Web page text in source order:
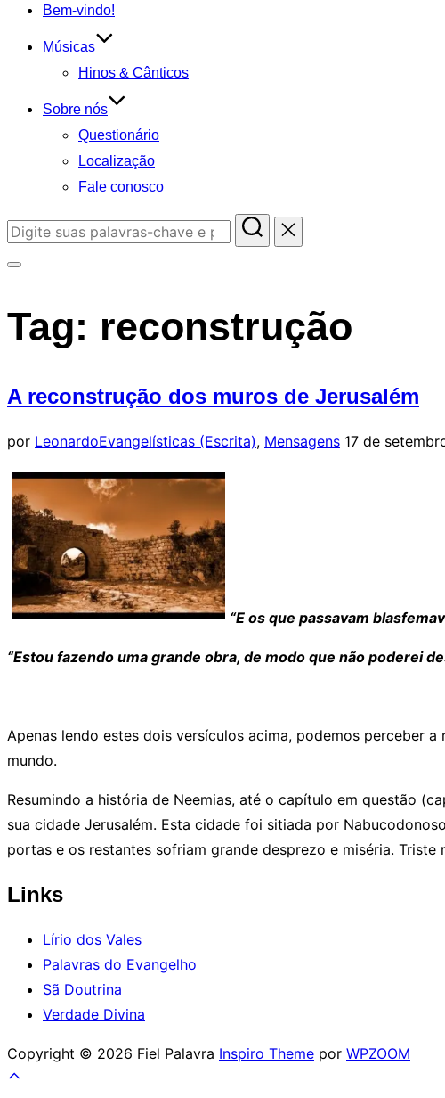
Bem-vindo!
Músicas
Hinos & Cânticos
Sobre nós
Questionário
Localização
Fale conosco
Pesquisar
lateral
Tag: reconstrução
A reconstrução dos muros de Jerusalém
por LeonardoEvangelísticas (Escrita), MensagensPostado
17 de
“E os que passavam
“Estou fazendo uma grande obra, de modo que não poderei
Apenas lendo estes dois versículos acima, podemos perceber
mundo.
Resumindo a história de Neemias, até o capítulo em questão
sua cidade Jerusalém. Esta cidade foi sitiada por
portas e os restantes sofriam grande desprezo e miséria.
Links
Lírio dos Vales
Palavras do Evangelho
Sã Doutrina
Verdade Divina
Copyright © 2026 Fiel Palavra Inspiro Theme por WPZOOM